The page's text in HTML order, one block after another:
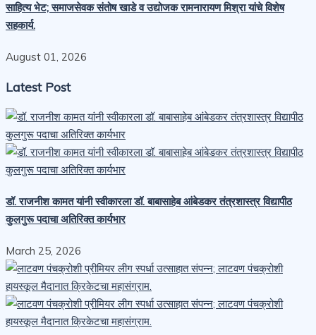
साहित्य भेट; समाजसेवक संतोष खाडे व उद्योजक रामनारायण मिश्रा यांचे विशेष
सहकार्य.
August 01, 2026
Latest Post
डॉ. राजनीश कामत यांनी स्वीकारला डॉ. बाबासाहेब आंबेडकर तंत्रशास्त्र विद्यापीठ
कुलगुरू पदाचा अतिरिक्त कार्यभार
March 25, 2026